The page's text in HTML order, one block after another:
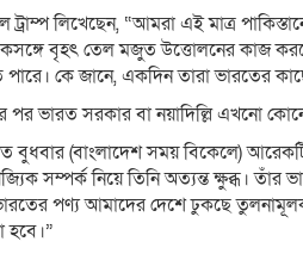
ট্রাম্প লিখেছেন, “আমরা এই মাত্র
বৃহৎ তেল মজুত উত্তোলনের কাজ
পারে। কে জানে, একদিন তারা ভারতের
ভারত সরকার বা নয়াদিল্লি এখনো কোনো
(বাংলাদেশ সময় বিকেলে) আরেকটি
সম্পর্ক নিয়ে তিনি অত্যন্ত ক্ষুব্ধ। তাঁর
পণ্য আমাদের দেশে ঢুকছে